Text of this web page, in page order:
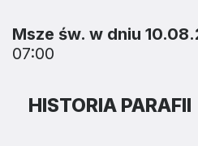
Msze św. w dniu
07:00
HISTORIA PARAFII